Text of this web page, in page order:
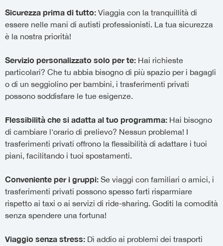
Sicurezza prima di tutto: Viaggia con la tranquillità di
essere nelle mani di autisti professionisti. La tua sicurezza
è la nostra priorità!
Servizio personalizzato solo per te: Hai richieste
particolari? Che tu abbia bisogno di più spazio per i bagagli
o di un seggiolino per bambini, i trasferimenti privati
possono soddisfare le tue esigenze.
Flessibilità che si adatta al tuo programma: Hai bisogno
di cambiare l'orario di prelievo? Nessun problema! I
trasferimenti privati offrono la flessibilità di adattare i tuoi
piani, facilitando i tuoi spostamenti.
Conveniente per i gruppi: Se viaggi con familiari o amici, i
trasferimenti privati possono spesso farti risparmiare
rispetto ai taxi o ai servizi di ride-sharing. Goditi la comodità
senza spendere una fortuna!
Viaggio senza stress: Dì addio ai problemi dei trasporti